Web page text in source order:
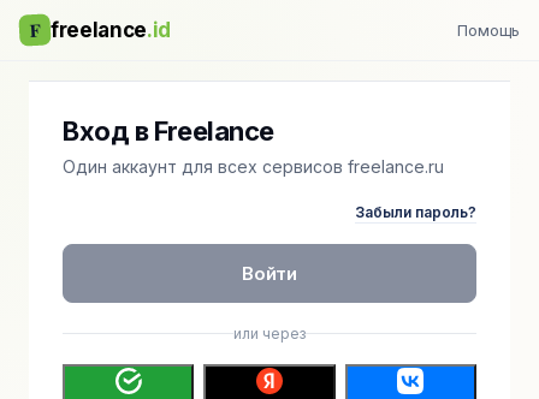
F freelance.id Помощь
Вход в Freelance
Один аккаунт для всех сервисов freelance.ru
Забыли пароль?
Войти
или через